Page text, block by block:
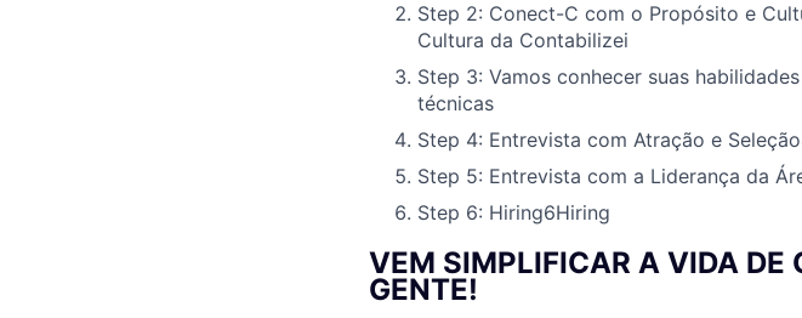
Step 2: Conect-C com o Propósito e
Cultura da Contabilizei
Step 3: Vamos conhecer suas
técnicas
Step 4: Entrevista com Atração e Seleção
Step 5: Entrevista com a Liderança da
Step 6: Hiring6Hiring
VEM SIMPLIFICAR A VIDA DE
GENTE!